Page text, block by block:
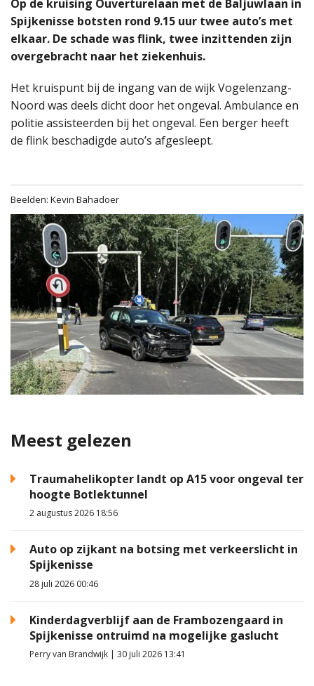
Op de kruising Ouverturelaan met de Baljuwlaan in
Spijkenisse botsten rond 9.15 uur twee auto’s met
elkaar. De schade was flink, twee inzittenden zijn
overgebracht naar het ziekenhuis.
Het kruispunt bij de ingang van de wijk Vogelenzang-
Noord was deels dicht door het ongeval. Ambulance en
politie assisteerden bij het ongeval. Een berger heeft
de flink beschadigde auto’s afgesleept.
Beelden: Kevin Bahadoer
Meest gelezen
Traumahelikopter landt op A15 voor ongeval ter
hoogte Botlektunnel
2 augustus 2026 18:56
Auto op zijkant na botsing met verkeerslicht in
Spijkenisse
28 juli 2026 00:46
Kinderdagverblijf aan de Frambozengaard in
Spijkenisse ontruimd na mogelijke gaslucht
Perry van Brandwijk | 30 juli 2026 13:41